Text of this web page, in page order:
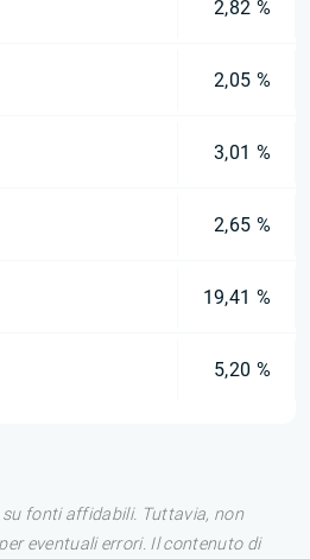
2,82 %
2,05 %
3,01 %
2,65 %
19,41 %
5,20 %
fonti affidabili. Tuttavia, non
eventuali errori. Il contenuto di